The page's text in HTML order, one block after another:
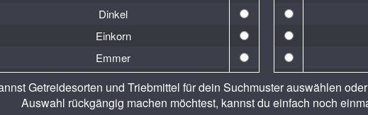
Dinkel
Einkorn
Emmer
Gerste
Getreidesorten und Triebmittel für dein Suchmuster auswählen
Auswahl rückgängig machen möchtest, kannst du einfach noch